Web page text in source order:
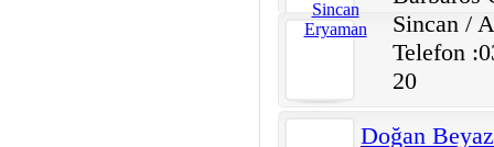
Sincan /
Telefon
20
Doğan